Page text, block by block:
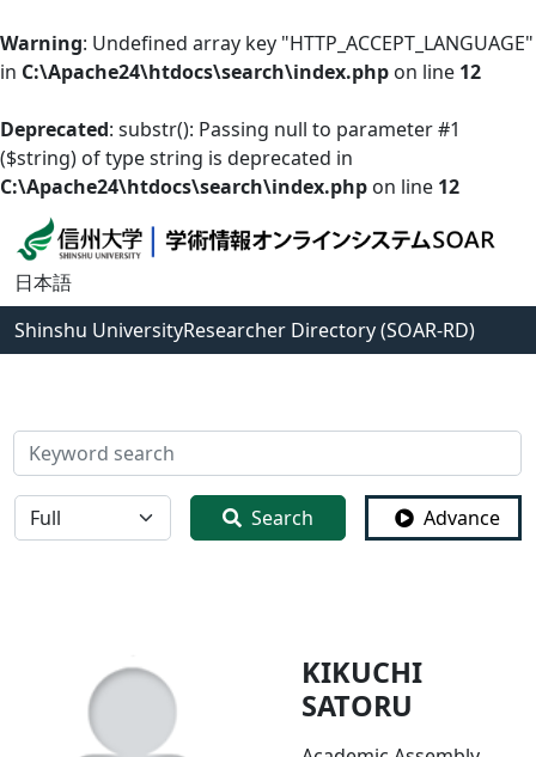
Warning: Undefined array key "HTTP_ACCEPT_LANGUAGE"
in C:\Apache24\htdocs\search\index.php on line 12
Deprecated: substr(): Passing null to parameter #1
($string) of type string is deprecated in
C:\Apache24\htdocs\search\index.php on line 12
日本語
Shinshu UniversityResearcher Directory (SOAR-RD)
検索
全体 Search Advance
KIKUCHI
SATORU